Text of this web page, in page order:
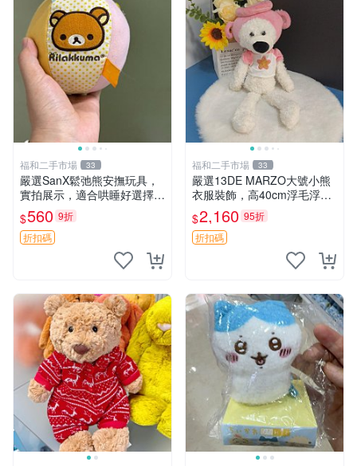
福和二手市場 33
嚴選SanX鬆弛熊安撫玩具，
實拍展示，適合哄睡好選擇
電腦玩具 安撫用品
$560 9折
折扣碼
福和二手市場 33
嚴選13DE MARZO大號小熊
衣服裝飾，高40cm浮毛浮
灰，詳觀後再拍。二手收藏請
珍惜。 13DE MARZO 二手
小熊 衣服裝飾
$2,160 95折
折扣碼